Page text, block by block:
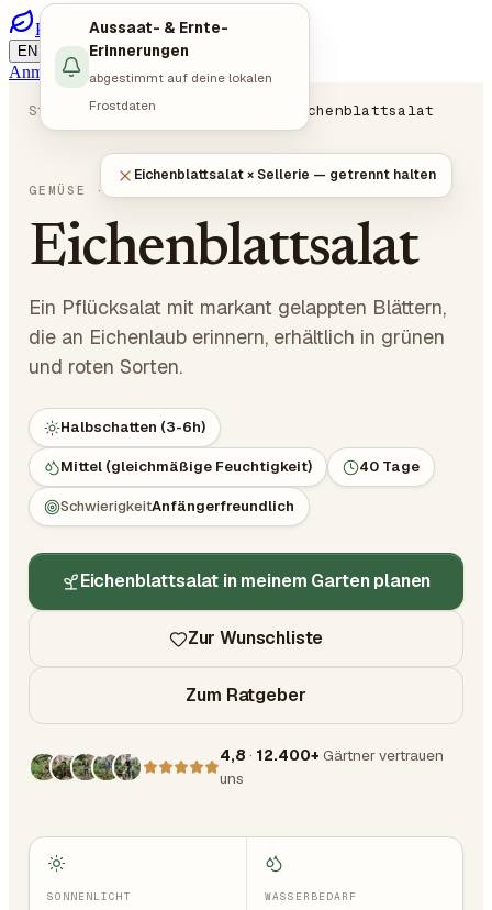
PlotMyGarden
EN DE / ES
Anmelden Jetzt planen
Startseite Pflanzen Eichenblattsalat
GEMÜSE · BLATTGEMÜSE
Eichenblattsalat
Ein Pflücksalat mit markant gelappten Blättern,
die an Eichenlaub erinnern, erhältlich in grünen
und roten Sorten.
Halbschatten (3-6h)
Mittel (gleichmäßige Feuchtigkeit) 40 Tage
SchwierigkeitAnfängerfreundlich
Eichenblattsalat in meinem Garten planen
Zur Wunschliste
Zum Ratgeber
4,8 · 12.400+ Gärtner vertrauen
uns
Aussaat- & Ernte-
Erinnerungen
abgestimmt auf deine lokalen
Frostdaten
Eichenblattsalat × Sellerie — getrennt halten
SONNENLICHT WASSERBEDARF